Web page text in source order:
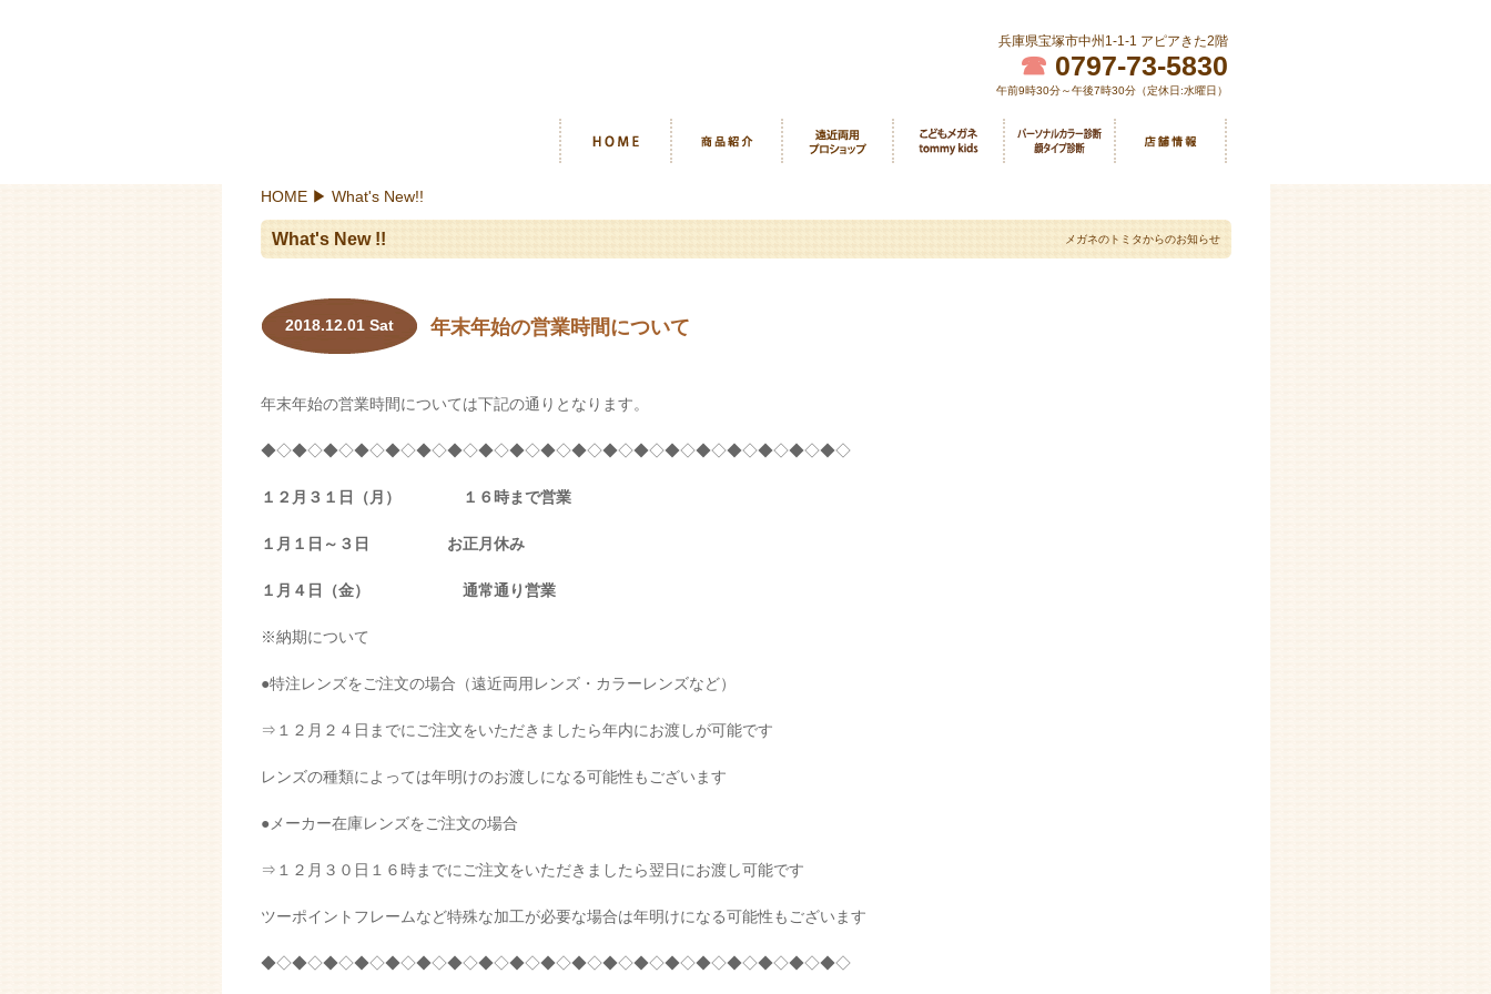
兵庫県宝塚市中州1-1-1 アピアきた2階
☎ 0797-73-5830
午前9時30分～午後7時30分（定休日:水曜日）
HOME▶ What's New!!
What's New !! メガネのトミタからのお知らせ
2018.12.01 Sat 年末年始の営業時間について
年末年始の営業時間については下記の通りとなります。
◆◇◆◇◆◇◆◇◆◇◆◇◆◇◆◇◆◇◆◇◆◇◆◇◆◇◆◇◆◇◆◇◆◇◆◇◆◇
１２月３１日（月） １６時まで営業
１月１日～３日 お正月休み
１月４日（金） 通常通り営業
※納期について
●特注レンズをご注文の場合（遠近両用レンズ・カラーレンズなど）
⇒１２月２４日までにご注文をいただきましたら年内にお渡しが可能です
レンズの種類によっては年明けのお渡しになる可能性もございます
●メーカー在庫レンズをご注文の場合
⇒１２月３０日１６時までにご注文をいただきましたら翌日にお渡し可能です
ツーポイントフレームなど特殊な加工が必要な場合は年明けになる可能性もございます
◆◇◆◇◆◇◆◇◆◇◆◇◆◇◆◇◆◇◆◇◆◇◆◇◆◇◆◇◆◇◆◇◆◇◆◇◆◇